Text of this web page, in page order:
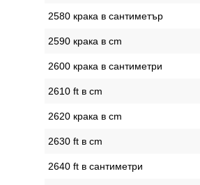
2580 крака в сантиметър
2590 крака в cm
2600 крака в сантиметри
2610 ft в cm
2620 крака в cm
2630 ft в cm
2640 ft в сантиметри